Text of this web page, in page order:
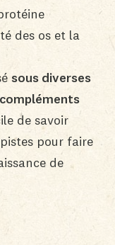
des os et la
sous diverses
de savoir
pour faire
de